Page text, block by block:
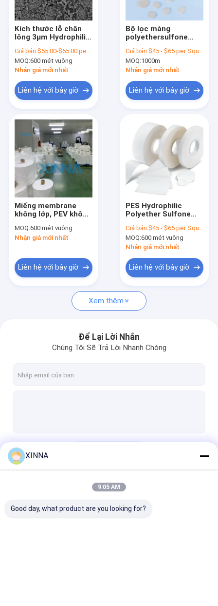
Sản phẩm
Video
Về chúng tôi
Tham quan nhà máy
Liên hệ chúng tôi
Yêu cầu báo giá
Bộ lọc IV trực tuyến
Bộ lọc đĩa màng
Màn PEV
Bạch cầu PP
Kích thước lỗ chân
lông 3μm Hydrophilic
Polyethersulfone
Filter Membrane
Filtration
Giá bán:$55.00-$65.00 per square meter
MOQ:600 mét vuông
Nhận giá mới nhất
Liên hệ với bây giờ
Bộ lọc màng
polyethersulfone
lọc màng chất lỏng
chiều rộng tùy chỉnh
Giá bán:$45 - $65 per Square Meter
MOQ:1000m
Nhận giá mới nhất
Liên hệ với bây giờ
Miếng membrane
không lớp, PEV không
không lớp
MOQ:600 mét vuông
Nhận giá mới nhất
Liên hệ với bây giờ
PES Hydrophilic
Polyether Sulfone
phẳng Microfiltration
Membrane
Giá bán:$45 - $65 per Square Meter
MOQ:600 mét vuông
Nhận giá mới nhất
Liên hệ với bây giờ
Xem thêm
Để Lại Lời Nhắn
Chúng Tôi Sẽ Trả Lời Nhanh Chóng
Danh Mục Của Chúng Tôi
XINNA
9:05 AM
Good day, what product are you looking for?